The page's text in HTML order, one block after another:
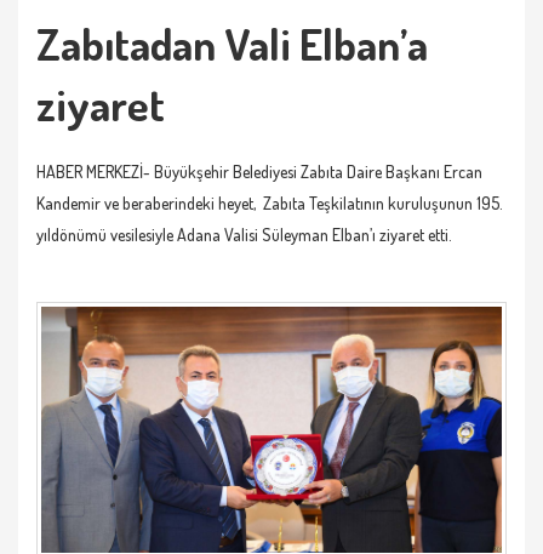
Zabıtadan Vali Elban’a
ziyaret
HABER MERKEZİ- Büyükşehir Belediyesi Zabıta Daire Başkanı Ercan
Kandemir ve beraberindeki heyet, Zabıta Teşkilatının kuruluşunun 195.
yıldönümü vesilesiyle Adana Valisi Süleyman Elban’ı ziyaret etti.